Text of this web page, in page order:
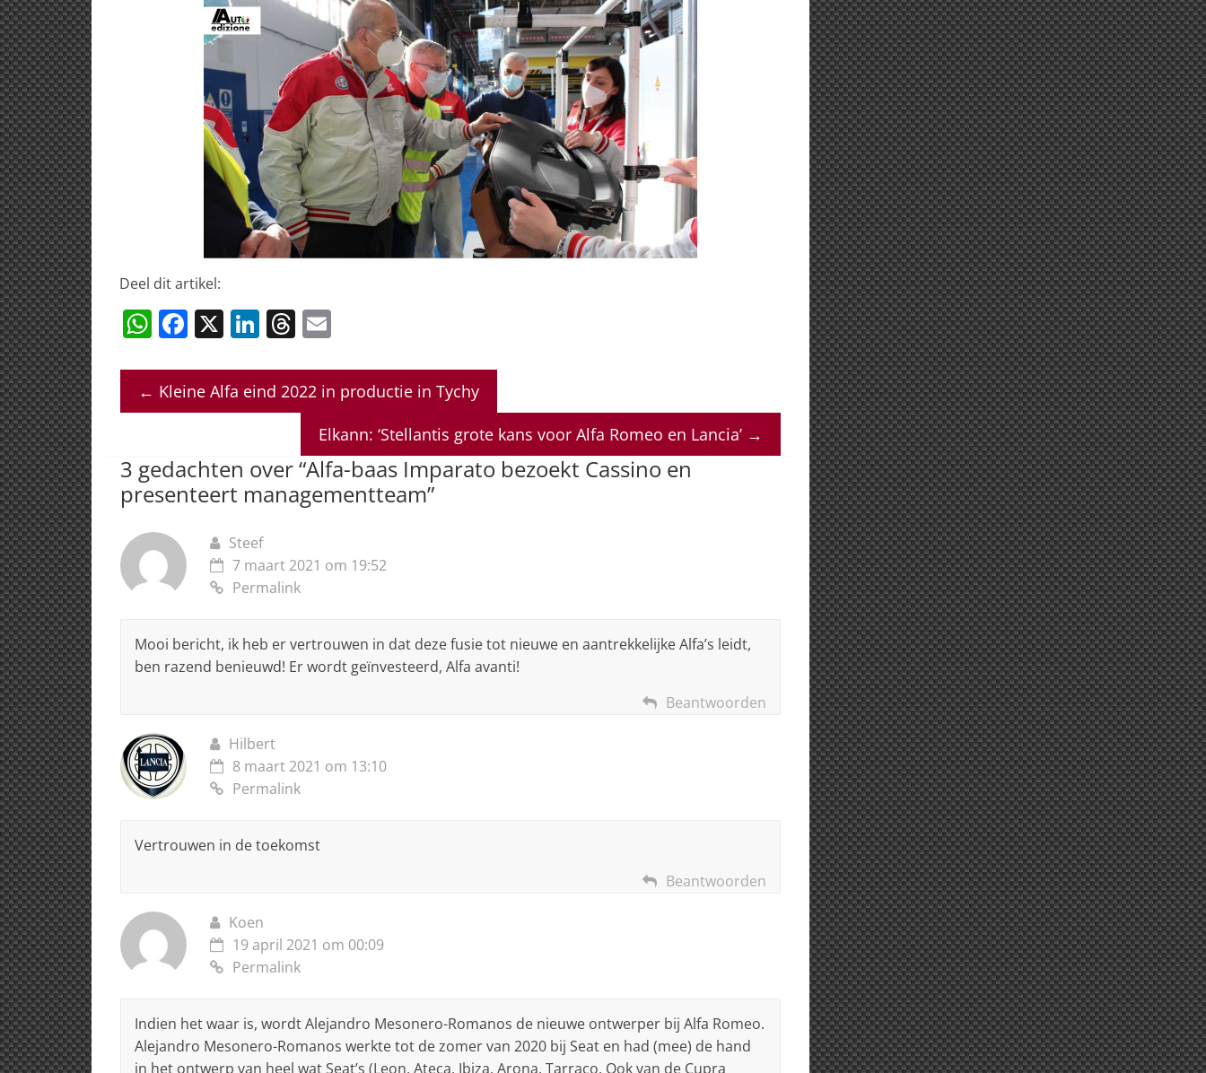
Deel dit artikel:
W
at
s
p
p
F
c
e
o
o
X Li
k
e
n
T
re
a
s
ai
l
← Kleine Alfa eind 2022 in productie in Tychy
Elkann: ‘Stellantis grote kans voor Alfa Romeo en Lancia’ →
3 gedachten over “Alfa-baas Imparato bezoekt Cassino en
presenteert managementteam”
Steef
7 maart 2021 om 19:52
Permalink
Mooi bericht, ik heb er vertrouwen in dat deze fusie tot nieuwe en aantrekkelijke Alfa’s leidt,
ben razend benieuwd! Er wordt geïnvesteerd, Alfa avanti!
Beantwoorden
Hilbert
8 maart 2021 om 13:10
Permalink
Vertrouwen in de toekomst
Beantwoorden
Koen
19 april 2021 om 00:09
Permalink
Indien het waar is, wordt Alejandro Mesonero-Romanos de nieuwe ontwerper bij Alfa Romeo.
Alejandro Mesonero-Romanos werkte tot de zomer van 2020 bij Seat en had (mee) de hand
in het ontwerp van heel wat Seat’s (Leon, Ateca, Ibiza, Arona, Tarraco. Ook van de Cupra